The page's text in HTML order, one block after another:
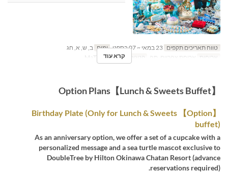
טווח תאריכים תקפים ימים ב, ש, א, חג
ארוחות ארוחת צהריים, תה קטגוריית מקום MaTiira
קרא עוד
【Lunch & Sweets Buffet】Option Plans
【Option】 Birthday Plate (Only for Lunch & Sweets
buffet)
As an anniversary option, we offer a set of a cupcake with a
personalized message and a sea turtle mascot exclusive to
DoubleTree by Hilton Okinawa Chatan Resort (advance
reservations required).